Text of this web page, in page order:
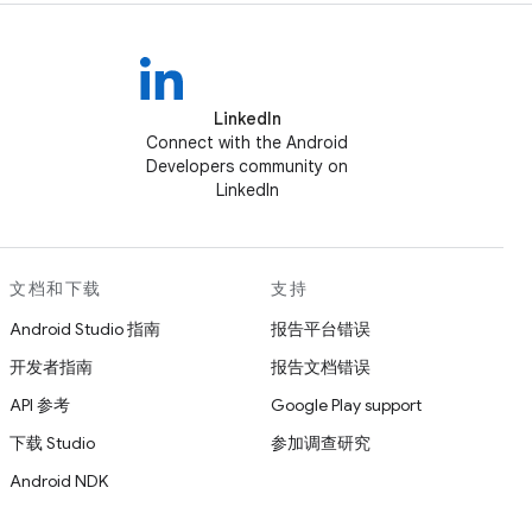
LinkedIn
Connect with the Android
Developers community on
LinkedIn
文档和下载
Android Studio 指南
开发者指南
API 参考
下载 Studio
Android NDK
支持
报告平台错误
报告文档错误
Google Play support
参加调查研究